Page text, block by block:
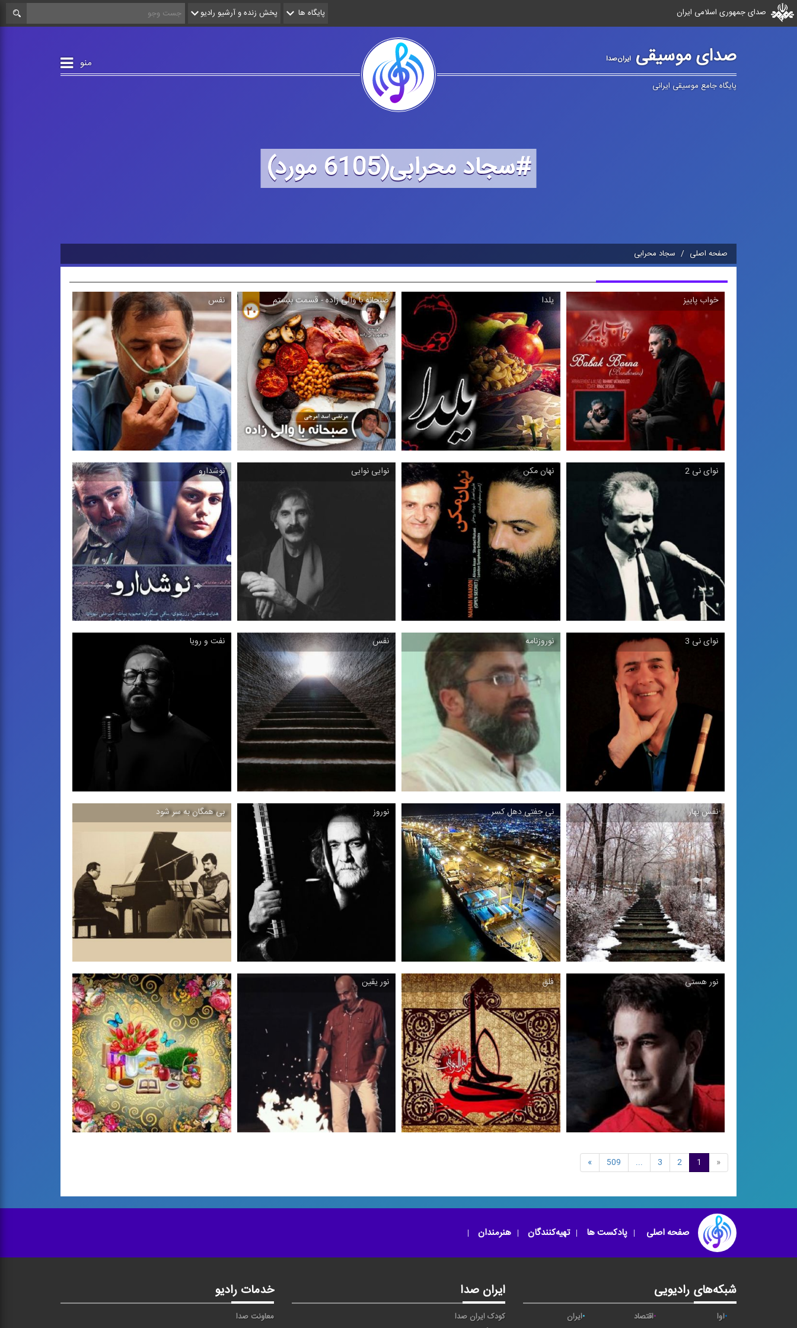
صدای جمهوری اسلامی ایران پایگاه ها پخش زنده و آرشیو رادیو
صدای موسیقیایران‌صدا منو
پایگاه جامع موسیقی ایرانی
#سجاد محرابی(6105 مورد)
صفحه اصلی سجاد محرابی
خواب پاییز
خواب پاییز
ترانه ویژه شب یلدا ، 1401
یلدا
یلدا
ترانه ساخته محمد مقدم ، 1401
صبحانه با والی زاده - قسمت بیستم
صبحانه با والی زاده - قسمت
بیستم
مجموعه ای متنوع از كلام و ترانه و
تصنیف برای ...
نفس
نفس
ترانه ویژه جانبازان شیمیایی ، 1392
نوای نی 2
نوای نی 2
نی و آواز ابوعطا با اجرای محمد موسوی و
قاسم رفعتی ...
نهان مكن
نهان مكن
ترانه كلاسیك ساخته شهداد روحانی ،
1392
نوایی نوایی
نوایی نوایی
تصنیف خراسانی از آلبوم نهانخانه دل
نوشدارو
نوشدارو
تیتراژ آغازین سریال ، 1392
نوای نی 3
نوای نی 3
نی و آواز شوشتری
نوروزنامه
نوروزنامه
قطعه سمفونیك اثر شهرام مظلومی ،
1381
نفس
نفس
موسیقی تلفیقی با سه تار و كوبه ای ،
1396
نفت و رویا
نفت و رویا
ترانه جنوبی ، 1396
نفس بهار
ترانه ساخته رضا مدویی ، 1396
نی ‌جفتی دهل كسر
نی ‌جفتی دهل كسر
دو قطعه موسیقی بی كلام بندری ، 1379
نوروز
نوروز
رنگ چهارگاه ساخته مجید درخشانی ،
1387 ‏
بی‌ همگان به سر شود
بی‌ همگان به سر شود
تصنیف بیات اصفهان از آلبوم نهانخانه دل
نور هستی
نور هستی
فلق
فلق
نور یقین
ترانه با غزلی از حزین لاهیجی ،
نوروز
نوروز
«
1
2
3
...
509
»
صفحه اصلی پادکست ها تهیه‌کنندگان هنرمندان
شبکه‌های رادیویی
آوا اقتصاد
ایران
ایران صدا
کودک ایران صدا
خدمات رادیو
معاونت صدا